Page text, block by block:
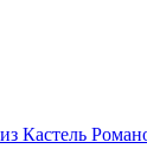
Кастель